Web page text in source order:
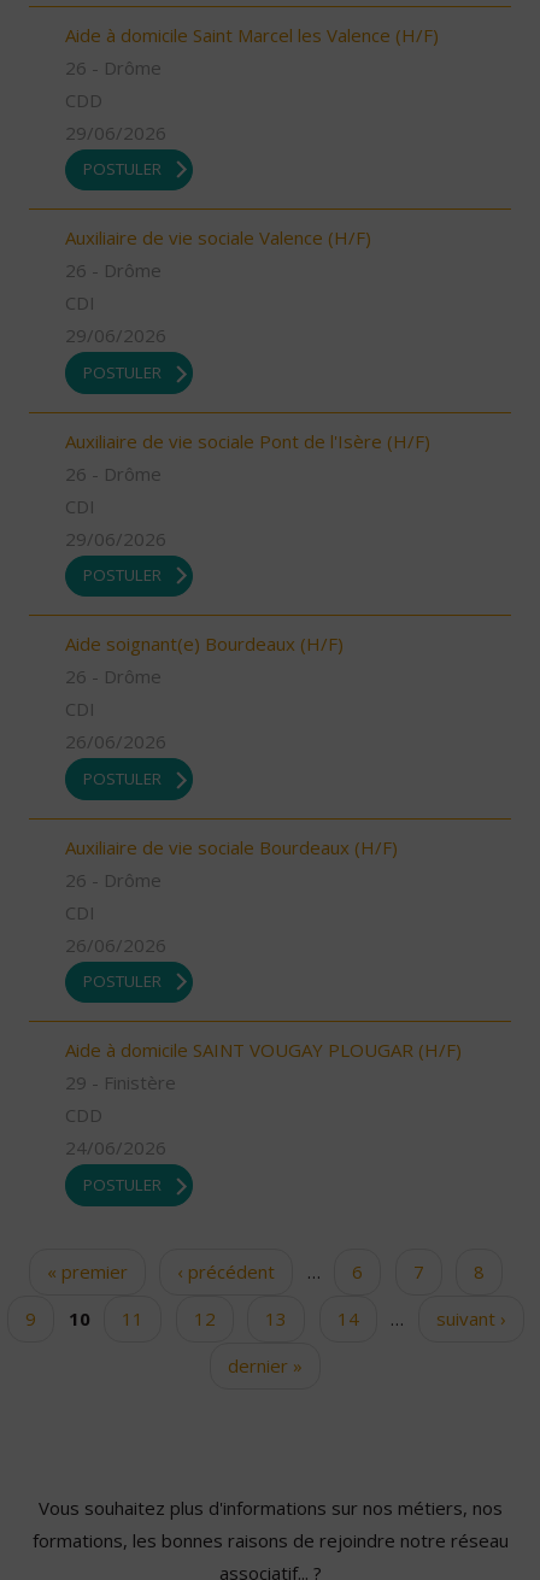
Aide à domicile Saint Marcel les Valence (H/F)
26 - Drôme
CDD
29/06/2026
POSTULER
Auxiliaire de vie sociale Valence (H/F)
26 - Drôme
CDI
29/06/2026
POSTULER
Auxiliaire de vie sociale Pont de l'Isère (H/F)
26 - Drôme
CDI
29/06/2026
POSTULER
Aide soignant(e) Bourdeaux (H/F)
26 - Drôme
CDI
26/06/2026
POSTULER
Auxiliaire de vie sociale Bourdeaux (H/F)
26 - Drôme
CDI
26/06/2026
POSTULER
Aide à domicile SAINT VOUGAY PLOUGAR (H/F)
29 - Finistère
CDD
24/06/2026
POSTULER
Pages« premier ‹ précédent … 6 7
8
9
10 11 12 13 14 …
suivant ›
dernier »
Vous souhaitez plus d'informations sur nos métiers, nos
formations, les bonnes raisons de rejoindre notre réseau
associatif... ?